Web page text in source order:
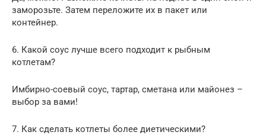
заморозьте. Затем переложите их в пакет или
контейнер.
6. Какой соус лучше всего подходит к рыбным
котлетам?
Имбирно-соевый соус, тартар, сметана или майонез –
выбор за вами!
7. Как сделать котлеты более диетическими?